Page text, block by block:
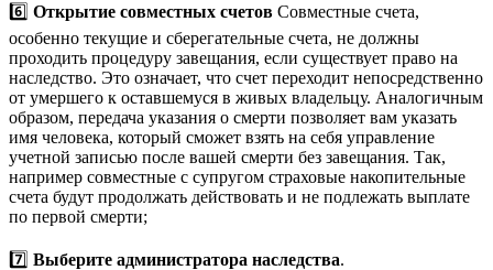
6️⃣ Открытие совместных счетов Совместные счета,
особенно текущие и сберегательные счета, не должны
проходить процедуру завещания, если существует право на
наследство. Это означает, что счет переходит непосредственно
от умершего к оставшемуся в живых владельцу. Аналогичным
образом, передача указания о смерти позволяет вам указать
имя человека, который сможет взять на себя управление
учетной записью после вашей смерти без завещания. Так,
например совместные с супругом страховые накопительные
счета будут продолжать действовать и не подлежать выплате
по первой смерти;
7️⃣ Выберите администратора наследства.